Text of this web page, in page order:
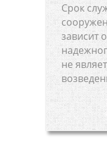
Срок
зависит
не